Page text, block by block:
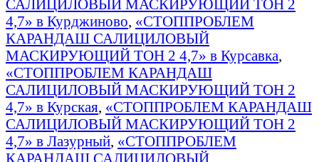
САЛИЦИЛОВЫЙ МАСКИРУЮЩИЙ ТОН 2
4,7» в Курджиново, «СТОППРОБЛЕМ
КАРАНДАШ САЛИЦИЛОВЫЙ
МАСКИРУЮЩИЙ ТОН 2 4,7» в Курсавка,
«СТОППРОБЛЕМ КАРАНДАШ
САЛИЦИЛОВЫЙ МАСКИРУЮЩИЙ ТОН 2
4,7» в Курская, «СТОППРОБЛЕМ КАРАНДАШ
САЛИЦИЛОВЫЙ МАСКИРУЮЩИЙ ТОН 2
4,7» в Лазурный, «СТОППРОБЛЕМ
КАРАНДАШ САЛИЦИЛОВЫЙ